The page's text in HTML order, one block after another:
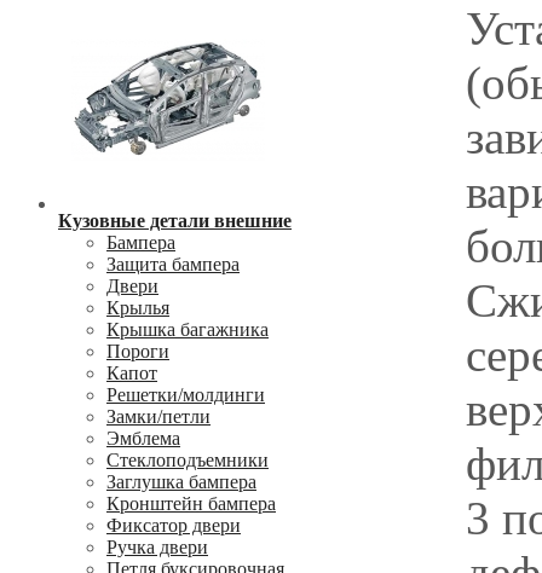
Кузовные детали внешние
Бампера
Защита бампера
Двери
Крылья
Крышка багажника
Пороги
Капот
Решетки/молдинги
Замки/петли
Эмблема
Стеклоподъемники
Заглушка бампера
Кронштейн бампера
Фиксатор двери
Ручка двери
Петля буксировочная
3